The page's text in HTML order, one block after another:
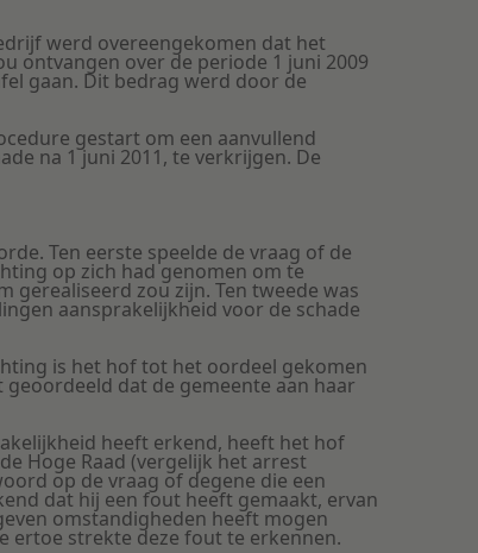
werd overeengekomen dat het
ontvangen over de periode 1 juni 2009
gaan. Dit bedrag werd door de
gestart om een aanvullend
na 1 juni 2011, te verkrijgen. De
Ten eerste speelde de vraag of de
op zich had genomen om te
gerealiseerd zou zijn. Ten tweede was
aansprakelijkheid voor de schade
is het hof tot het oordeel gekomen
dat de gemeente aan haar
heeft erkend, heeft het hof
Hoge Raad (vergelijk het arrest
op de vraag of degene die een
dat hij een fout heeft gemaakt, ervan
omstandigheden heeft mogen
ertoe strekte deze fout te erkennen.